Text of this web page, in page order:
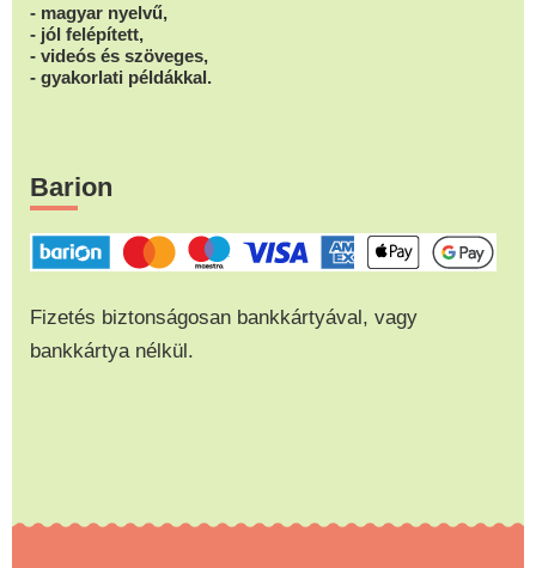
- magyar nyelvű,
- jól felépített,
- videós és szöveges,
- gyakorlati példákkal.
Barion
Fizetés biztonságosan bankkártyával, vagy
bankkártya nélkül.